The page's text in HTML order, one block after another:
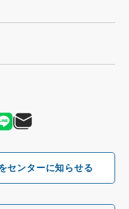
センターに知らせる